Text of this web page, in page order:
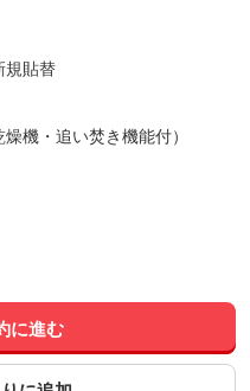
規貼替
機・追い焚き機能付）
に進む